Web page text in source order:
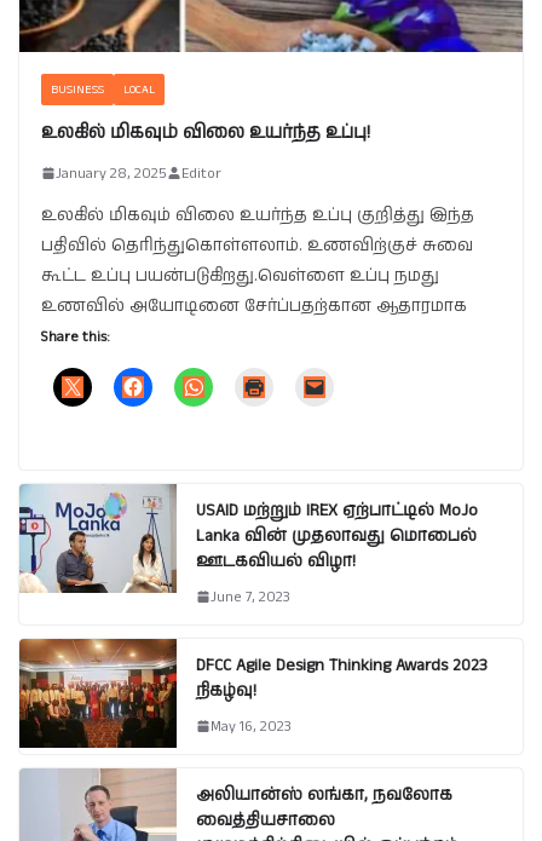
BUSINESS LOCAL
உலகில் மிகவும் விலை உயர்ந்த உப்பு!
January 28, 2025 Editor
உலகில் மிகவும் விலை உயர்ந்த உப்பு குறித்து இந்த
பதிவில் தெரிந்துகொள்ளலாம். உணவிற்குச் சுவை
கூட்ட உப்பு பயன்படுகிறது.வெள்ளை உப்பு நமது
உணவில் அயோடினை சேர்ப்பதற்கான ஆதாரமாக
Share this:
USAID மற்றும் IREX ஏற்பாட்டில் MoJo
Lanka வின் முதலாவது மொபைல்
ஊடகவியல் விழா!
June 7, 2023
DFCC Agile Design Thinking Awards 2023
நிகழ்வு!
May 16, 2023
அலியான்ஸ் லங்கா, நவலோக
வைத்தியசாலை